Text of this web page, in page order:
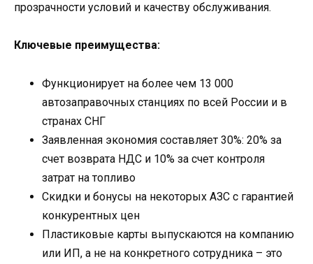
прозрачности условий и качеству обслуживания.
Ключевые преимущества:
Функционирует на более чем 13 000
автозаправочных станциях по всей России и в
странах СНГ
Заявленная экономия составляет 30%: 20% за
счет возврата НДС и 10% за счет контроля
затрат на топливо
Скидки и бонусы на некоторых АЗС с гарантией
конкурентных цен
Пластиковые карты выпускаются на компанию
или ИП, а не на конкретного сотрудника – это